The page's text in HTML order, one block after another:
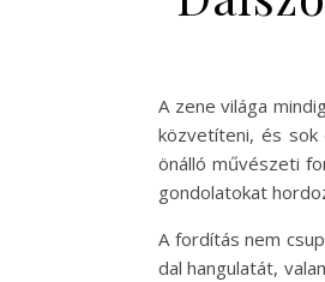
A zene világa
közvetíteni, és sok
önálló művészeti
gondolatokat
A fordítás nem
dal hangulatát,